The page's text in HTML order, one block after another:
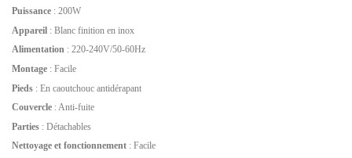
Puissance : 200W
Appareil : Blanc finition en inox
Alimentation : 220-240V/50-60Hz
Montage : Facile
Pieds : En caoutchouc antidérapant
Couvercle : Anti-fuite
Parties : Détachables
Nettoyage et fonctionnement : Facile